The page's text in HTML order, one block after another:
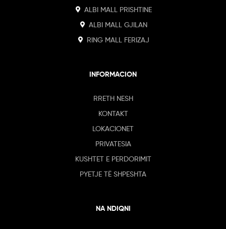
ALBI MALL PRISHTINE
ALBI MALL GJILAN
RING MALL FERIZAJ
INFORMACION
RRETH NESH
KONTAKT
LOKACIONET
PRIVATESIA
KUSHTET E PERDORIMIT
PYETJE TË SHPESHTA
NA NDIQNI